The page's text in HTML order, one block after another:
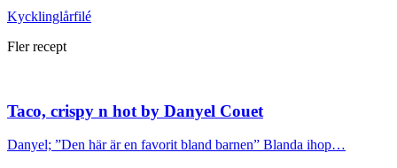
Kycklinglårfilé
Fler recept
Taco, crispy n hot by Danyel Couet
Danyel; ”Den här är en favorit bland barnen” Blanda ihop…